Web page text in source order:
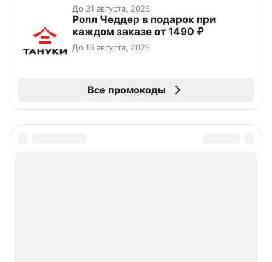
До 31 августа, 2026
Ролл Чеддер в подарок при
каждом заказе от 1490 ₽
До 16 августа, 2026
Все промокоды